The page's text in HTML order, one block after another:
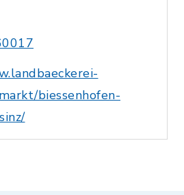
biessenhofen-